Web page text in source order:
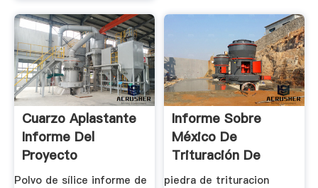
Cuarzo Aplastante
Informe Del
Proyecto
Polvo de sílice informe de
Informe Sobre
México De
Trituración De
Piedra Planta De
piedra de trituracion